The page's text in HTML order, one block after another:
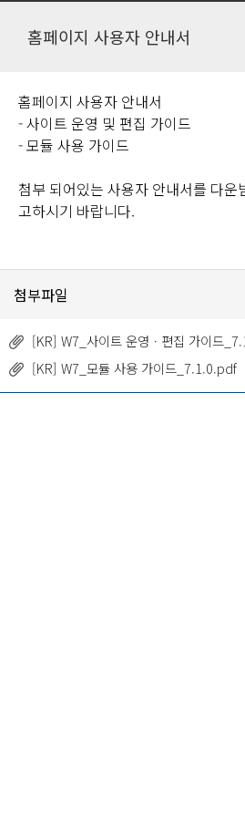
홈페이지 사용자 안내서
홈페이지 사용자 안내서
- 사이트 운영 및 편집 가이드
- 모듈 사용 가이드
첨부 되어있는 사용자 안내서를 다운
고하시기 바랍니다.
첨부파일
[KR] W7_사이트 운영ㆍ편집 가이드
[KR] W7_모듈 사용 가이드_7.1.0.pdf